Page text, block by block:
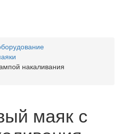
накаливания
маяк с